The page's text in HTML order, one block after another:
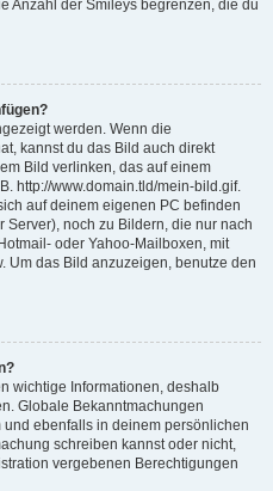
Anzahl der Smileys begrenzen, die du
werden. Wenn die
kannst du das Bild auch direkt
Bild verlinken, das auf einem
http://www.domain.tld/mein-bild.gif.
auf deinem eigenen PC befinden
noch zu Bildern, die nur nach
oder Yahoo-Mailboxen, mit
Um das Bild anzuzeigen, benutze den
wichtige Informationen, deshalb
Globale Bekanntmachungen
ebenfalls in deinem persönlichen
schreiben kannst oder nicht,
vergebenen Berechtigungen